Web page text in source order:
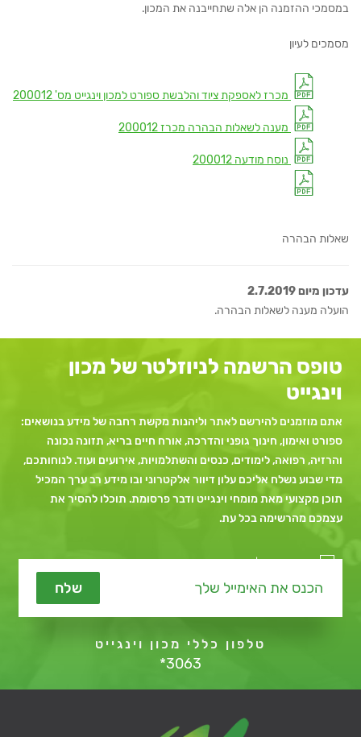
במסמכי ההזמנה הן אלה שתחייבנה את המכון.
מסמכים לעיון
מכרז לאספקת ציוד והלבשת ספורט למכון וינגייט מס' 200012
מענה לשאלות הבהרה מכרז 200012
נוסח מודעה 200012
שאלות הבהרה
עדכון מיום 2.7.2019
הועלה מענה לשאלות הבהרה.
טופס הרשמה לניוזלטר של מכון
וינגייט
אתם מוזמנים להירשם לאתר וליהנות מקשת רחבה של מידע בנושאים:
ספורט ואימון, חינוך גופני והדרכה, אורח חיים בריא, תזונה נכונה
והרזיה, רפואה, לימודים, כנסים והשתלמויות, אירועים ועוד. לנוחותכם,
מדי שבוע נשלח אליכם עלון דיוור אלקטרוני ובו מידע רב ערך המכיל
תוכן מקצועי מאת מומחי וינגייט ודבר פרסומת. תוכלו להסיר את
עצמכם מהרשימה בכל עת.
שלח
מאשר קבלת תכנים שיווקיים
טלפון כללי מכון וינגייט
*3063